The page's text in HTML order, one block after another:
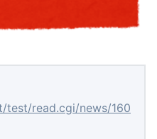
test/read.cgi/news/160